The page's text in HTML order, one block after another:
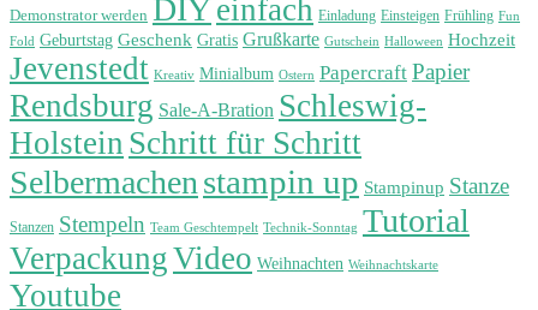
Demonstrator werden DIYeinfach Einladung Einsteigen Frühling Fun
Fold Geburtstag Geschenk Gratis Grußkarte Gutschein Halloween Hochzeit
Jevenstedt Kreativ Minialbum Ostern Papercraft Papier
Rendsburg Sale-A-Bration Schleswig-
Holstein Schritt für Schritt
Selbermachen stampin up Stampinup Stanze
Stanzen Stempeln Team Geschtempelt Technik-Sonntag Tutorial
VerpackungVideo Weihnachten Weihnachtskarte
Youtube